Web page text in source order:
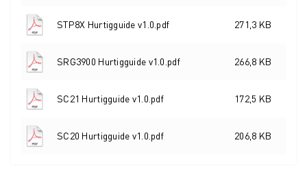
STP8X Hurtigguide v1.0.pdf 271,3 KB
SRG3900 Hurtigguide v1.0.pdf 266,8 KB
SC21 Hurtigguide v1.0.pdf 172,5 KB
SC20 Hurtigguide v1.0.pdf 206,8 KB